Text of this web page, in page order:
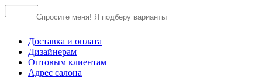
О компании
Доставка и оплата
Дизайнерам
Оптовым клиентам
Адрес салона